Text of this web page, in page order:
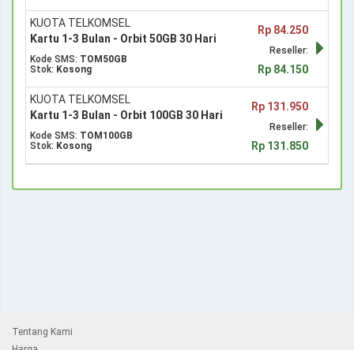
KUOTA TELKOMSEL
Kartu 1-3 Bulan - Orbit 50GB 30 Hari
Kode SMS: TOM50GB
Stok: Kosong
Rp 84.250
Reseller:
Rp 84.150
KUOTA TELKOMSEL
Kartu 1-3 Bulan - Orbit 100GB 30 Hari
Kode SMS: TOM100GB
Stok: Kosong
Rp 131.950
Reseller:
Rp 131.850
Tentang Kami